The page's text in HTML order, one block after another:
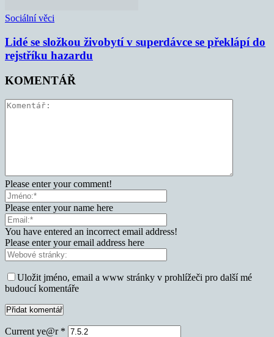
Sociální věci
Lidé se složkou živobytí v superdávce se překlápí do
rejstříku hazardu
KOMENTÁŘ
Please enter your comment!
Please enter your name here
You have entered an incorrect email address!
Please enter your email address here
Uložit jméno, email a www stránky v prohlížeči pro další mé
budoucí komentáře
Current ye@r *